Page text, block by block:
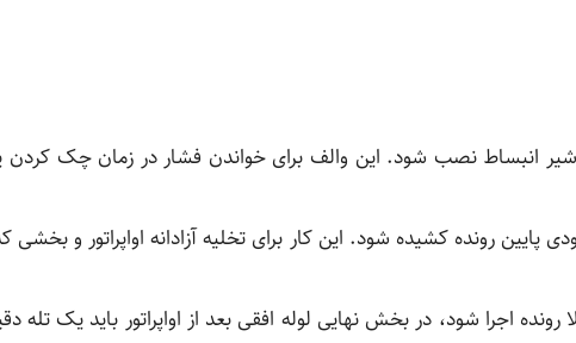
انبساط نصب شود. این والف برای خواندن فشار در زمان چک کردن
رونده کشیده شود. این کار برای تخلیه آزادانه اواپراتور و
اجرا شود، در بخش نهایی لوله افقی بعد از اواپراتور باید یک تله